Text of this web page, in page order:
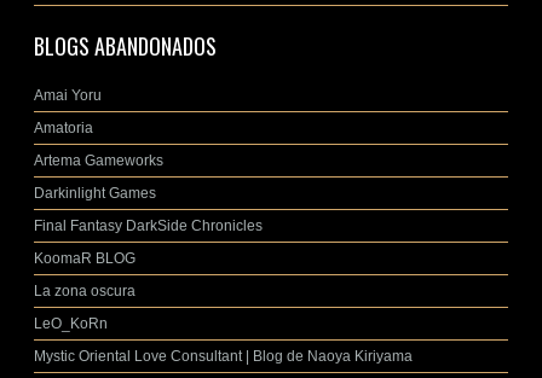
BLOGS ABANDONADOS
Amai Yoru
Amatoria
Artema Gameworks
Darkinlight Games
Final Fantasy DarkSide Chronicles
KoomaR BLOG
La zona oscura
LeO_KoRn
Mystic Oriental Love Consultant | Blog de Naoya Kiriyama